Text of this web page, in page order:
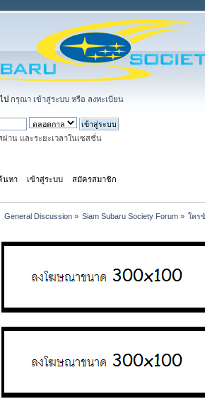
ป กรุณา เข้าสู่ระบบ หรือ ลงทะเบียน
าน และระยะเวลาในเซสชั่น
นหา เข้าสู่ระบบ สมัครสมาชิก
General Discussion» Siam Subaru Society Forum » ใคร